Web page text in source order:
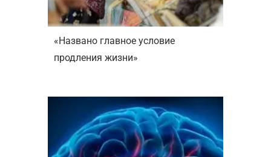
«Названо главное условие
продления жизни»